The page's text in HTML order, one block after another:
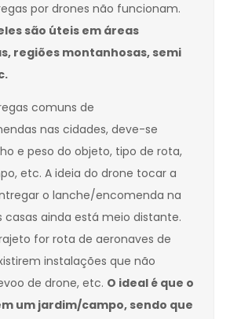
por drones não funcionam.
são úteis em áreas
regiões montanhosas, semi
comuns de
nas cidades, deve-se
e peso do objeto, tipo de rota,
etc. A ideia do drone tocar a
o lanche/encomenda na
casas ainda está meio distante.
for rota de aeronaves de
instalações que não
de drone, etc. O ideal é que o
um jardim/campo, sendo que